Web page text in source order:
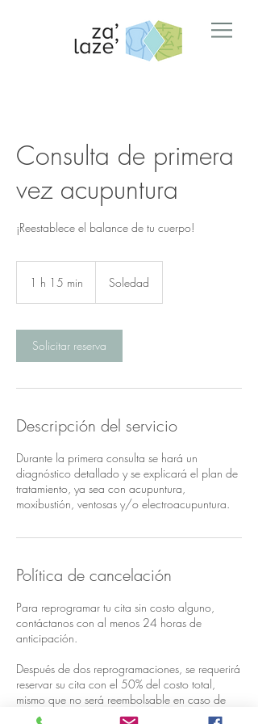
Consulta de primera
vez acupuntura
¡Reestablece el balance de tu cuerpo!
1 h 15 min
5
m
n
Soledad
Solicitar reserva
Descripción del servicio
Durante la primera consulta se hará un
diagnóstico detallado y se explicará el plan de
tratamiento, ya sea con acupuntura,
moxibustión, ventosas y/o electroacupuntura.
Política de cancelación
Para reprogramar tu cita sin costo alguno,
contáctanos con al menos 24 horas de
anticipación.
Después de dos reprogramaciones, se requerirá
reservar su cita con el 50% del costo total,
mismo que no será reembolsable en caso de